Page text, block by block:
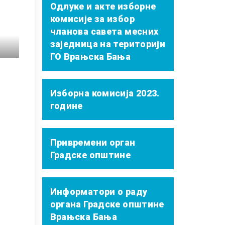
Одлуке и акте изборне
комисије за избор
чланова савета месних
заједница на територији
ГО Врањска Бања
Изборна комисија 2023.
године
Привремени орган
Градске општине
Информатори о раду
органа Градске општине
Врањска Бања